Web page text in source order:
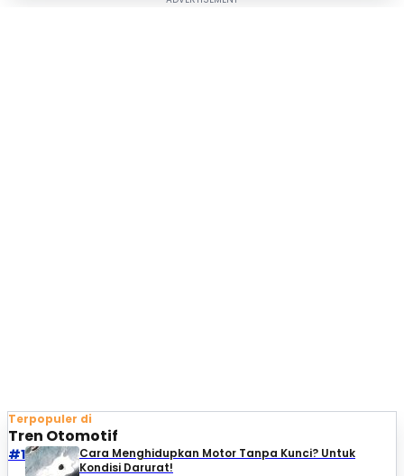
Terpopuler di
Tren Otomotif
#1
Cara Menghidupkan Motor Tanpa Kunci? Untuk
Kondisi Darurat!